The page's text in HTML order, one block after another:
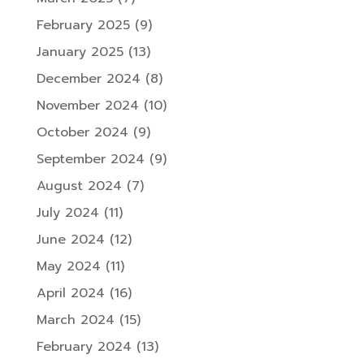
February 2025(9)
January 2025(13)
December 2024 (8)
November 2024 (10)
October 2024 (9)
September 2024 (9)
August 2024 (7)
July 2024 (11)
June 2024 (12)
May 2024 (11)
April 2024 (16)
March 2024 (15)
February 2024 (13)